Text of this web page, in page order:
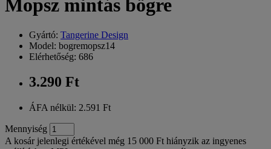
Mopsz mintás bögre
Gyártó: Tangerine Design
Model: bogremopsz14
Elérhetőség: 686
3.290 Ft
ÁFA nélkül: 2.591 Ft
Mennyiség
A kosár jelenlegi értékével még 15 000 Ft hiányzik az ingyenes